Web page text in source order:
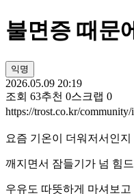
불면증 때문
익명
2026.05.09 20:19
조회 63추천 0스크랩 0
https://trost.co.kr/
요즘 기온이 더워저서인지
깨지면서 잠들기가 넘 힘
우유도 따뜻하게 마셔보